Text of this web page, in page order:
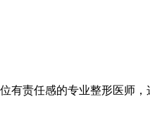
责任感的专业整形医师